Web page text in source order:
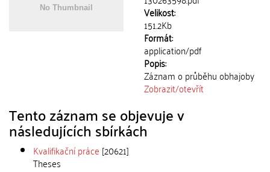
Velikost:
151.2Kb
Formát:
application/pdf
Popis:
Záznam o průběhu obhajoby
Zobrazit/otevřít
Tento záznam se objevuje v
následujících sbírkách
Kvalifikační práce [20621]
Theses